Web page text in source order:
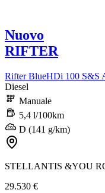
Nuovo
RIFTER
Rifter BlueHDi 100
Diesel
Manuale
5,4 l/100km
D (141 g/km)
STELLANTIS &YOU
29.530 €